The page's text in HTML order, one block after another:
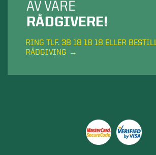
AV VÅRE
RÅDGIVERE!
RING TLF. 38 18 18 18 ELLER BESTILL
RÅDGIVING